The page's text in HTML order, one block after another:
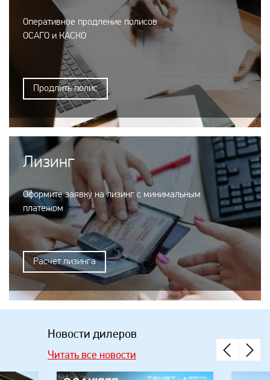
Оперативное продление полисов
ОСАГО и КАСКО
Продлить полис
Лизинг
Оформите заявку на лизинг с минимальным
платежом
Расчет лизинга
Новости дилеров
Читать все новости